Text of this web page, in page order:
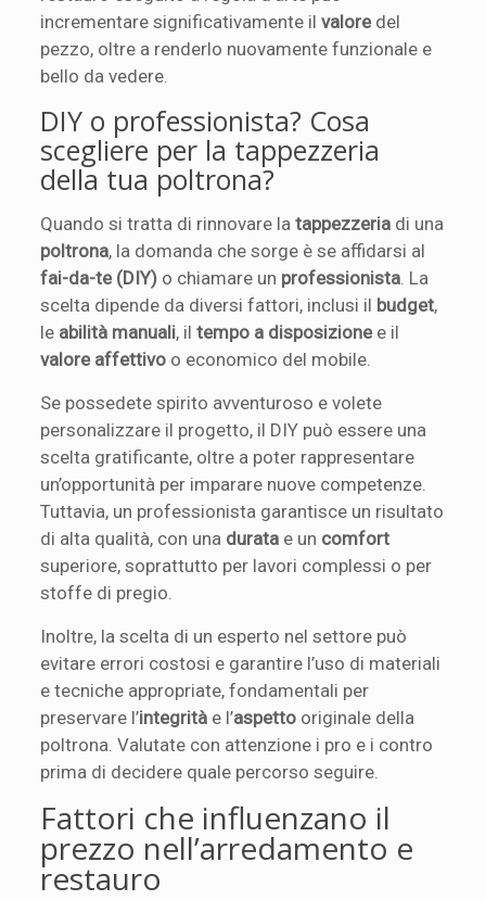
incrementare significativamente ilvaloredel
pezzo, oltre a renderlo nuovamente funzionale e
bello da vedere.
DIY o professionista? Cosa
scegliere per la tappezzeria
della tua poltrona?
Quando si tratta di rinnovare latappezzeria di una
poltrona, la domanda che sorge è se affidarsi al
fai-da-te (DIY) o chiamare un professionista . La
scelta dipende da diversi fattori, inclusi il budget,
le abilità manuali, iltempo a disposizionee il
valore affettivo o economico del mobile.
Se possedete spirito avventuroso e volete
personalizzare il progetto, il DIY può essere una
scelta gratificante, oltre a poter rappresentare
un’opportunità per imparare nuove competenze.
Tuttavia, un professionista garantisce un risultato
di alta qualità, con una durata e un comfort
superiore, soprattutto per lavori complessi o per
stoffe di pregio.
Inoltre, la scelta di un esperto nel settore può
evitare errori costosi e garantire l’uso di materiali
e tecniche appropriate, fondamentali per
preservare l’integrità e l’aspetto originale della
poltrona. Valutate con attenzione i pro e i contro
prima di decidere quale percorso seguire.
Fattori che influenzano il
prezzo nell’arredamento e
restauro